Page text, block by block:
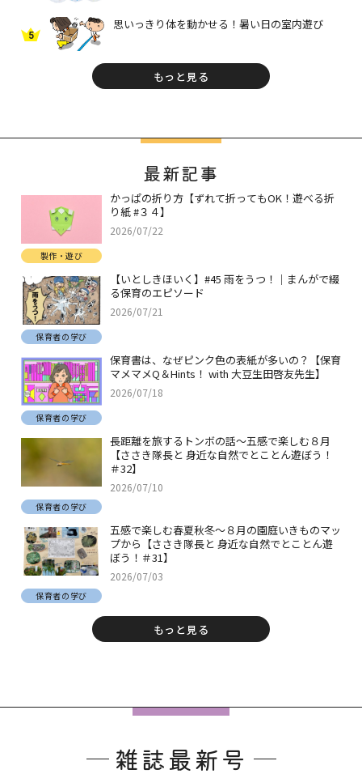
5
思いっきり体を動かせる！暑い日の室内遊び
もっと見る
最新記事
かっぱの折り方【ずれて折ってもOK！遊べる折
り紙 #３４】
2026/07/22
製作・遊び
【いとしきほいく】#45 雨をうつ！｜まんがで綴
る保育のエピソード
2026/07/21
保育者の学び
保育書は、なぜピンク色の表紙が多いの？【保育
マメマメQ＆Hints！ with 大豆生田啓友先生】
2026/07/18
保育者の学び
長距離を旅するトンボの話～五感で楽しむ８月
【ささき隊長と 身近な自然でとことん遊ぼう！
＃32】
2026/07/10
保育者の学び
五感で楽しむ春夏秋冬～８月の園庭いきものマッ
プから【ささき隊長と 身近な自然でとことん遊
ぼう！＃31】
2026/07/03
保育者の学び
もっと見る
雑誌最新号